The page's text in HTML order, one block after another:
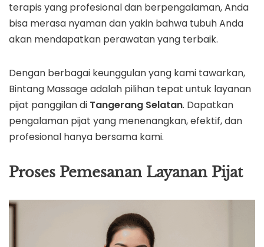
terapis yang profesional dan berpengalaman, Anda
bisa merasa nyaman dan yakin bahwa tubuh Anda
akan mendapatkan perawatan yang terbaik.
Dengan berbagai keunggulan yang kami tawarkan,
Bintang Massage adalah pilihan tepat untuk layanan
pijat panggilan di Tangerang Selatan. Dapatkan
pengalaman pijat yang menenangkan, efektif, dan
profesional hanya bersama kami.
Proses Pemesanan Layanan Pijat